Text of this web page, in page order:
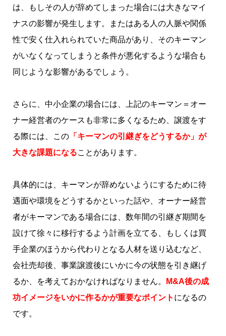
は、もしその人が辞めてしまった場合には大きなマイ
ナスの影響が発生します。またはある人の人脈や関係
性で安く仕入れられていた商品があり、そのキーマン
がいなくなってしまうと条件が悪化するような場合も
同じような影響があるでしょう。
さらに、中小企業の場合には、上記のキーマン＝オー
ナー経営者のケースも非常に多くなるため、譲渡をす
る際には、この「キーマンの引継ぎをどうするか」が
大きな課題になることがあります。
具体的には、キーマンが辞めないようにするために待
遇面や環境をどうするかといった話や、オーナー経営
者がキーマンである場合には、数年間の引継ぎ期間を
設けて徐々に移行するよう計画を立てる、もしくは買
手企業のほうから代わりとなる人材を送り込むなど、
会社売却後、事業譲渡後にいかに今の状態を引き継げ
るか、を考えておかなければなりません。
M&A後の成
功イメージをいかに作るかが重要なポイント になるの
です。